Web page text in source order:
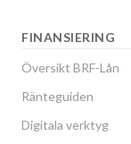
FINANSIERING
Översikt BRF-Lån
Ränteguiden
Digitala verktyg